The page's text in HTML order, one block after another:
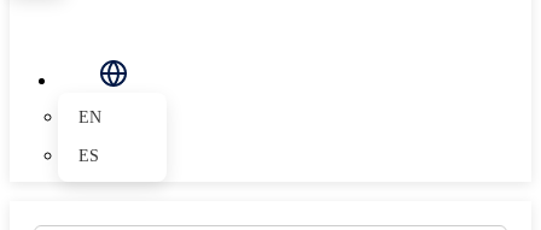
EN
ES